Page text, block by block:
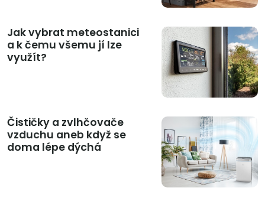
Jak vybrat meteostanici
a k čemu všemu jí lze
využít?
Čističky a zvlhčovače
vzduchu aneb když se
doma lépe dýchá